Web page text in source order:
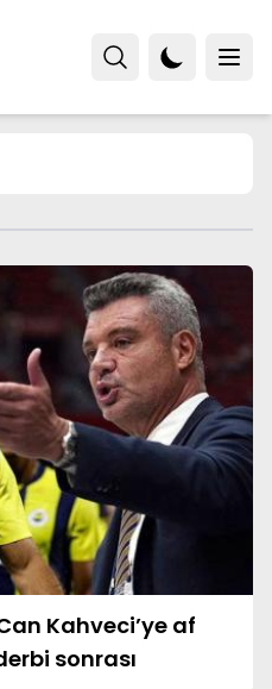
Kahveci’ye af
sonrası